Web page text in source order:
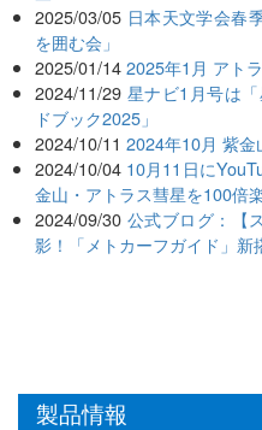
2025/03/05 日本天文学会春
を囲む会」
2025/01/14 2025年1月 アト
2024/11/29 星ナビ1月号は
ドブック2025」
2024/10/11 2024年10月 紫金
2024/10/04 10月11日に
金山・アトラス彗星を100倍
2024/09/30 公式ブログ：【
影！「メトカーフガイド」新
製品情報